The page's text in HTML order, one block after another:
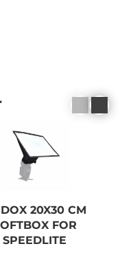
20X30 CM
FOR
SPEEDLITE